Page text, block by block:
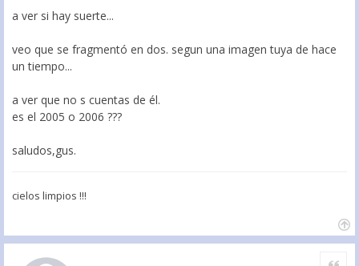
a ver si hay suerte...
veo que se fragmentó en dos. segun una imagen tuya de hace
un tiempo...
a ver que no s cuentas de él.
es el 2005 o 2006 ???
saludos,gus.
cielos limpios !!!
Citar